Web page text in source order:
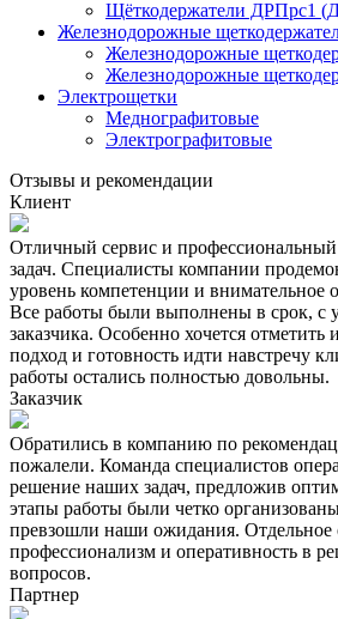
Щёткодержатели ДРПрс1
Железнодорожные
Железнодорожные
Железнодорожные
Электрощетки
Меднографитовые
Электрографитовые
Отзывы и рекомендации
Клиент
Отличный сервис и
задач. Специалисты компании
уровень компетенции и внимательное
Все работы были выполнены в срок, с
заказчика. Особенно хочется
подход и готовность идти навстречу
работы остались полностью довольны.
Заказчик
Обратились в компанию по
пожалели. Команда специалистов
решение наших задач, предложив
этапы работы были четко
превзошли наши ожидания. Отдельное
профессионализм и оперативность в
вопросов.
Партнер